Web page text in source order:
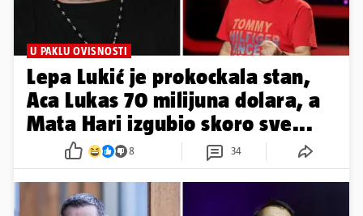
U PAKLU OVISNOSTI
Lepa Lukić je prokockala stan,
Aca Lukas 70 milijuna dolara, a
Mata Hari izgubio skoro sve...
8 34